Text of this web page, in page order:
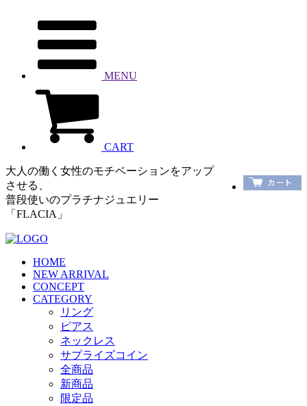
MENU
CART
大人の働く女性のモチベーションをアップ
させる、
普段使いのプラチナジュエリー
「FLACIA」
HOME
NEW ARRIVAL
CONCEPT
CATEGORY
リング
ピアス
ネックレス
サプライズコイン
全商品
新商品
限定品